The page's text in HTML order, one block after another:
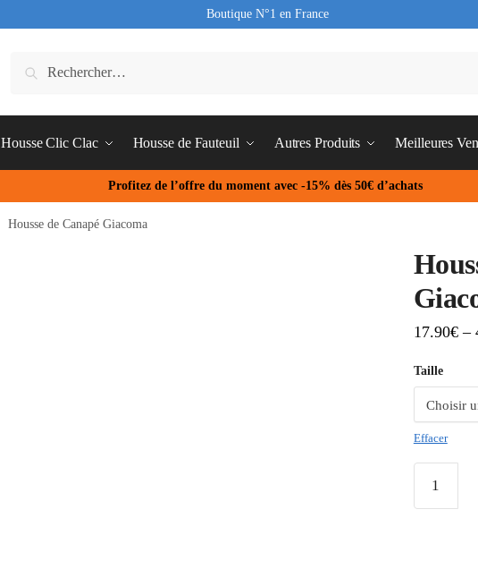
Boutique N°1 en France
Housse Clic Clac Housse de Fauteuil Autres Produits Meilleures
Profitez de l’offre du moment avec -15% dès 50€ d’achats
Housse de Canapé Giacoma
17.90€–
Taille
Effacer